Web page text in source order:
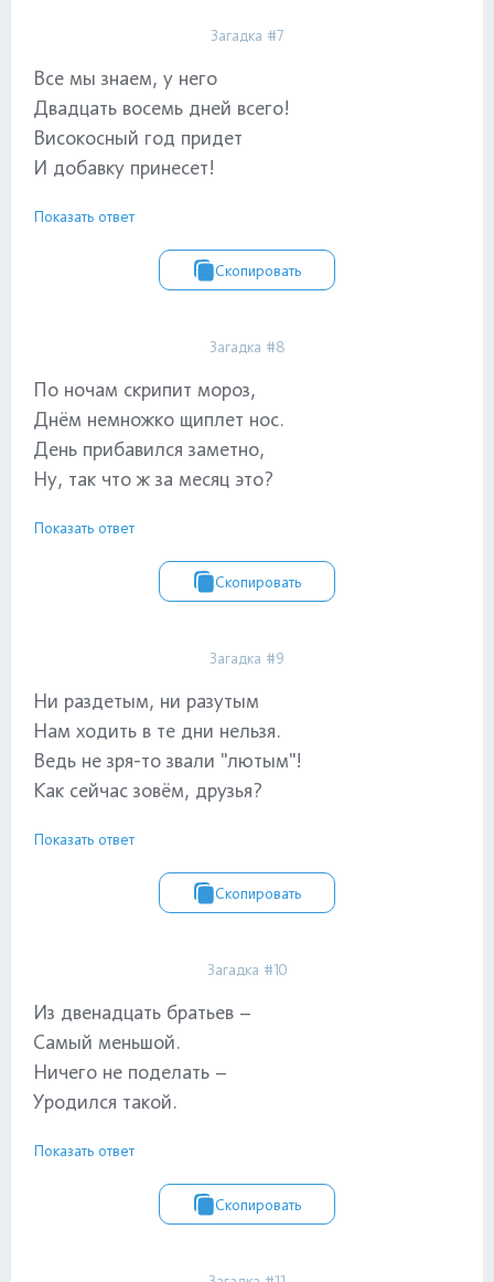
Загадка #7
Все мы знаем, у него
Двадцать восемь дней всего!
Високосный год придет
И добавку принесет!
Показать ответ
Скопировать
Загадка #8
По ночам скрипит мороз,
Днём немножко щиплет нос.
День прибавился заметно,
Ну, так что ж за месяц это?
Показать ответ
Скопировать
Загадка #9
Ни раздетым, ни разутым
Нам ходить в те дни нельзя.
Ведь не зря-то звали "лютым"!
Как сейчас зовём, друзья?
Показать ответ
Скопировать
Загадка #10
Из двенадцать братьев –
Самый меньшой.
Ничего не поделать –
Уродился такой.
Показать ответ
Скопировать